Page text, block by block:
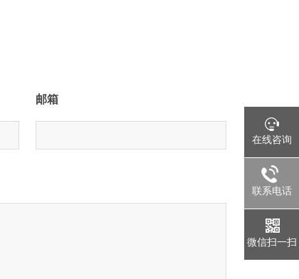
邮箱
在线咨询
联系电话
微信扫一扫